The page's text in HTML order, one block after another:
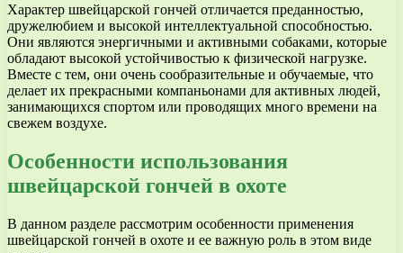
Характер швейцарской гончей отличается преданностью,
дружелюбием и высокой интеллектуальной способностью.
Они являются энергичными и активными собаками, которые
обладают высокой устойчивостью к физической нагрузке.
Вместе с тем, они очень сообразительные и обучаемые, что
делает их прекрасными компаньонами для активных людей,
занимающихся спортом или проводящих много времени на
свежем воздухе.
Особенности использования
швейцарской гончей в охоте
В данном разделе рассмотрим особенности применения
швейцарской гончей в охоте и ее важную роль в этом виде